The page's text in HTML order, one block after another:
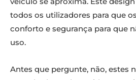
todos os utilizadores para que
conforto e segurança para que
uso.
Antes que pergunte, não, estes